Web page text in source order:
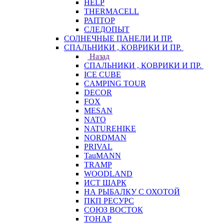
HELP
THERMACELL
РАПТОР
СЛЕДОПЫТ
СОЛНЕЧНЫЕ ПАНЕЛИ И ПР.
СПАЛЬНИКИ , КОВРИКИ И ПР.
Назад
СПАЛЬНИКИ , КОВРИКИ И ПР.
ICE CUBE
CAMPING TOUR
DECOR
FOX
MESAN
NATO
NATUREHIKE
NORDMAN
PRIVAL
TauMANN
TRAMP
WOODLAND
ИСТ ШАРК
НА РЫБАЛКУ С ОХОТОЙ
ПКП РЕСУРС
СОЮЗ ВОСТОК
ТОНАР